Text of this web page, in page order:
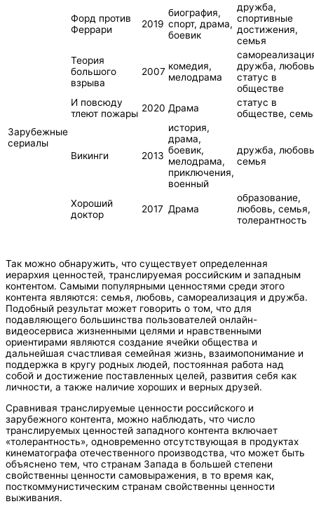
Форд против
Феррари
2019
биография,
спорт, драма,
боевик
дружба,
спортивные
достижения,
семья
Зарубежные
сериалы
Теория
большого
взрыва
2007 комедия,
мелодрама
дружба,
статус в
обществе
И повсюду
тлеют пожары 2020 Драма
статус в
обществе,
Викинги 2013
история,
драма,
боевик,
мелодрама,
приключения,
военный
дружба,
семья
Хороший
доктор
2017 Драма
образование,
любовь, семья,
толерантность
Так можно обнаружить, что существует определенная
иерархия ценностей, транслируемая российским и западным
контентом. Самыми популярными ценностями среди этого
контента являются: семья, любовь, самореализация и дружба.
Подобный результат может говорить о том, что для
подавляющего большинства пользователей онлайн-
видеосервиса жизненными целями и нравственными
ориентирами являются создание ячейки общества и
дальнейшая счастливая семейная жизнь, взаимопонимание и
поддержка в кругу родных людей, постоянная работа над
собой и достижение поставленных целей, развития себя как
личности, а также наличие хороших и верных друзей.
Сравнивая транслируемые ценности российского и
зарубежного контента, можно наблюдать, что число
транслируемых ценностей западного контента включает
«толерантность», одновременно отсутствующая в продуктах
кинематографа отечественного производства, что может быть
объяснено тем, что странам Запада в большей степени
свойственны ценности самовыражения, в то время как,
посткоммунистическим странам свойственны ценности
выживания.